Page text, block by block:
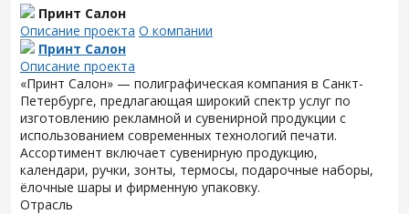
Принт Салон
Описание проекта О компании
Принт Салон
Описание проекта
«Принт Салон» — полиграфическая компания в Санкт-
Петербурге, предлагающая широкий спектр услуг по
изготовлению рекламной и сувенирной продукции с
использованием современных технологий печати.
Ассортимент включает сувенирную продукцию,
календари, ручки, зонты, термосы, подарочные наборы,
ёлочные шары и фирменную упаковку.
Отрасль